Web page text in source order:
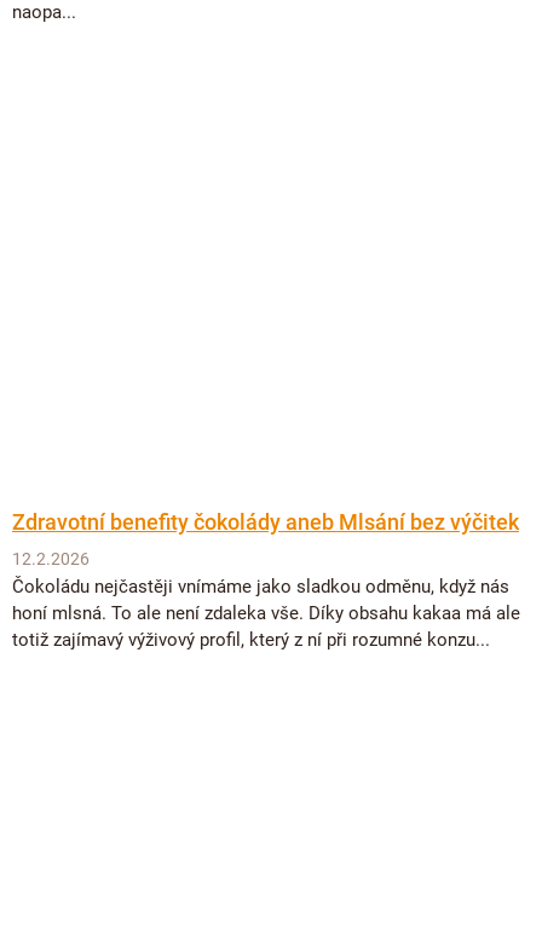
naopa...
Zdravotní benefity čokolády aneb Mlsání bez výčitek
12.2.2026
Čokoládu nejčastěji vnímáme jako sladkou odměnu, když nás
honí mlsná. To ale není zdaleka vše. Díky obsahu kakaa má ale
totiž zajímavý výživový profil, který z ní při rozumné konzu...